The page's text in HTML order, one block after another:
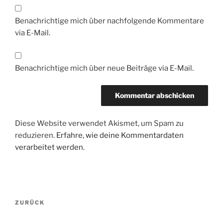
Benachrichtige mich über nachfolgende Kommentare
via E-Mail.
Benachrichtige mich über neue Beiträge via E-Mail.
Diese Website verwendet Akismet, um Spam zu
reduzieren. Erfahre, wie deine Kommentardaten
verarbeitet werden.
Beitragsnavigation
Vorheriger
ZURÜCK